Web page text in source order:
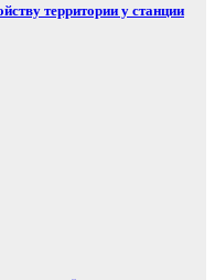
территории у станции